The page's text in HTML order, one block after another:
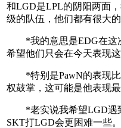
和LGD是LPL的阴阳两面
级的队伍，他们都有很大
*我的意思是EDG在这
希望他们只会在今天表现
*特别是PawN的表现比
权鼓掌，这可能是他表现最
*老实说我希望LGD遇
SKT打LGD会更困难一些